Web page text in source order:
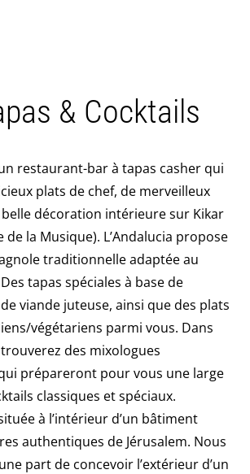
& Cocktails
restaurant-bar à tapas casher qui
plats de chef, de merveilleux
décoration intérieure sur Kikar
de la Musique). L’Andalucia propose
traditionnelle adaptée au
tapas spéciales à base de
viande juteuse, ainsi que des plats
végétariens parmi vous. Dans
des mixologues
prépareront pour vous une large
classiques et spéciaux.
à l’intérieur d’un bâtiment
authentiques de Jérusalem. Nous
part de concevoir l’extérieur d’un